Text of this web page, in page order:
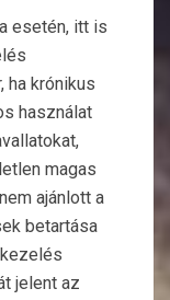
esetén, itt is
ha krónikus
használat
magas
ajánlott a
betartása
jelent az